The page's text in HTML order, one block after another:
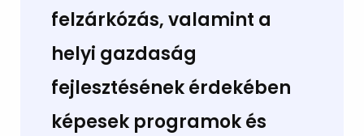
felzárkózás, valamint a
helyi gazdaság
fejlesztésének érdekében
képesek programok és